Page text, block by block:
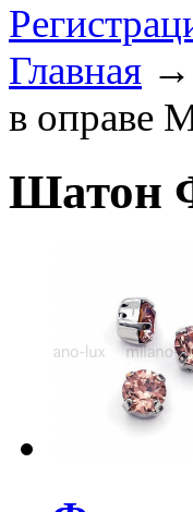
Главная →
в оправе
Шатон